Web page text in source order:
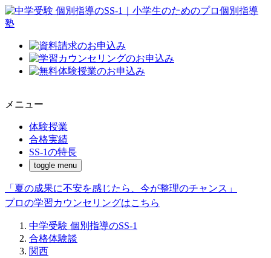
メニュー
体験授業
合格実績
SS-1の特長
toggle menu
「夏の成果に不安を感じたら、今が整理のチャンス」
プロの学習カウンセリングはこちら
中学受験 個別指導のSS-1
合格体験談
関西